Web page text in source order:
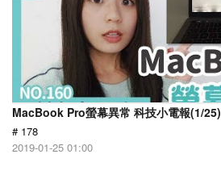
MacBook Pro螢幕異常 科技小電報(1/25)
# 178
2019-01-25 01:00